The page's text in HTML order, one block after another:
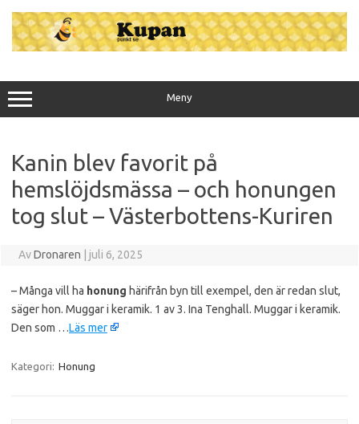
innehåll
Meny
Kanin blev favorit på
hemslöjdsmässa – och honungen
tog slut – Västerbottens-Kuriren
AvDronaren juli 6, 2025
– Många vill ha honung härifrån byn till exempel, den är redan slut,
säger hon. Muggar i keramik. 1 av 3. Ina Tenghall. Muggar i keramik.
Den som …Läs mer
Kategori: Honung